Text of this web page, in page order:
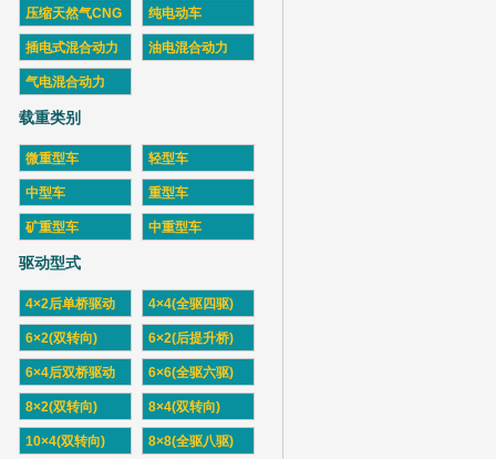
压缩天然气CNG 纯电动车
插电式混合动力 油电混合动力
气电混合动力
载重类别
微重型车 轻型车
中型车 重型车
矿重型车 中重型车
驱动型式
4×2后单桥驱动 4×4(全驱四驱)
6×2(双转向) 6×2(后提升桥)
6×4后双桥驱动 6×6(全驱六驱)
8×2(双转向) 8×4(双转向)
10×4(双转向) 8×8(全驱八驱)